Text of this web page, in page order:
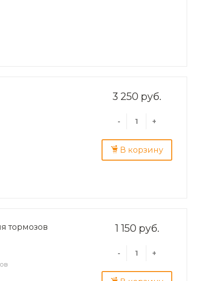
3 250 руб.
- +
В корзину
1 150 руб.
- +
тормозов